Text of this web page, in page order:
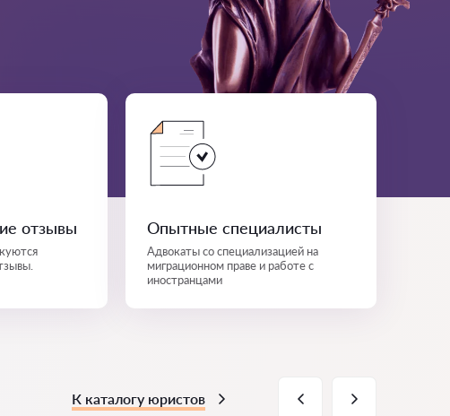
отзывы Опытные специалисты
Адвокаты со специализацией на
миграционном праве и работе с
иностранцами
К каталогу юристов